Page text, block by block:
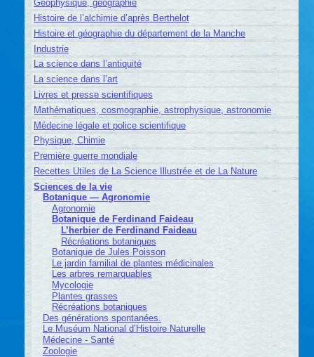
Géophysique, géographie
Histoire de l’alchimie d’après Berthelot
Histoire et géographie du département de la Manche
Industrie
La science dans l’antiquité
La science dans l’art
Livres et presse scientifiques
Mathématiques, cosmographie, astrophysique, astronomie
Médecine légale et police scientifique
Physique, Chimie
Première guerre mondiale
Recettes Utiles de La Science Illustrée et de La Nature
Sciences de la vie
Botanique — Agronomie
Agronomie
Botanique de Ferdinand Faideau
L’herbier de Ferdinand Faideau
Récréations botaniques
Botanique de Jules Poisson
Le jardin familial de plantes médicinales
Les arbres remarquables
Mycologie
Plantes grasses
Récréations botaniques
Des générations spontanées.
Le Muséum National d’Histoire Naturelle
Médecine - Santé
Zoologie